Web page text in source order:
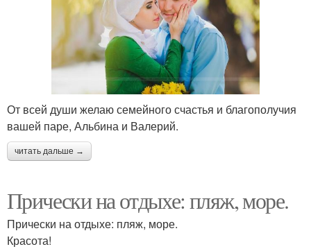
От всей души желаю семейного счастья и благополучия
вашей паре, Альбина и Валерий.
читать дальше →
Прически на отдыхе: пляж, море.
Прически на отдыхе: пляж, море.
Красота!